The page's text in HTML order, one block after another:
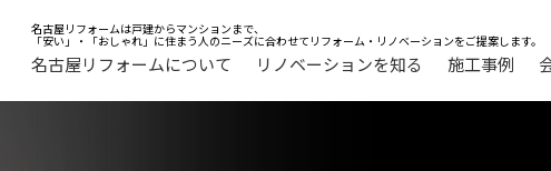
名古屋リフォームは戸建からマンションまで、
「安い」・「おしゃれ」に住まう人のニーズに合わせてリフォーム・リノベーションをご提案します。
名古屋リフォームについて リノベーションを知る 施工事例